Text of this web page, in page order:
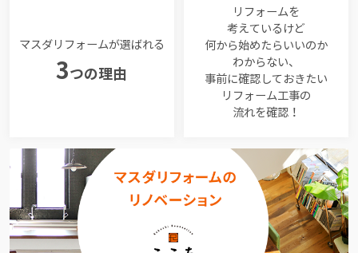
マスダリフォームが選ばれる
3つの理由
リフォームを
考えているけど
何から始めたらいいのか
わからない、
事前に確認しておきたい
リフォーム工事の
流れを確認！